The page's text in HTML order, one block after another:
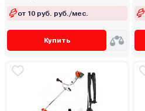
от 10 руб. руб./мес.
Купить